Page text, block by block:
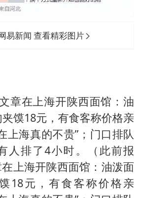
易新闻 查看精彩图片
章在上海开陕西面馆：油
馍18元，有食客称价格亲
上海真的不贵”；门口排队
人排了4小时。（此前报
上海开陕西面馆：油泼面
18元，有食客称价格亲